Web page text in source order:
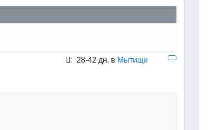
: 28-42 дн. в Мытищи